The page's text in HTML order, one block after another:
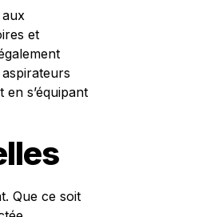
et
s’équipant
Que ce soit